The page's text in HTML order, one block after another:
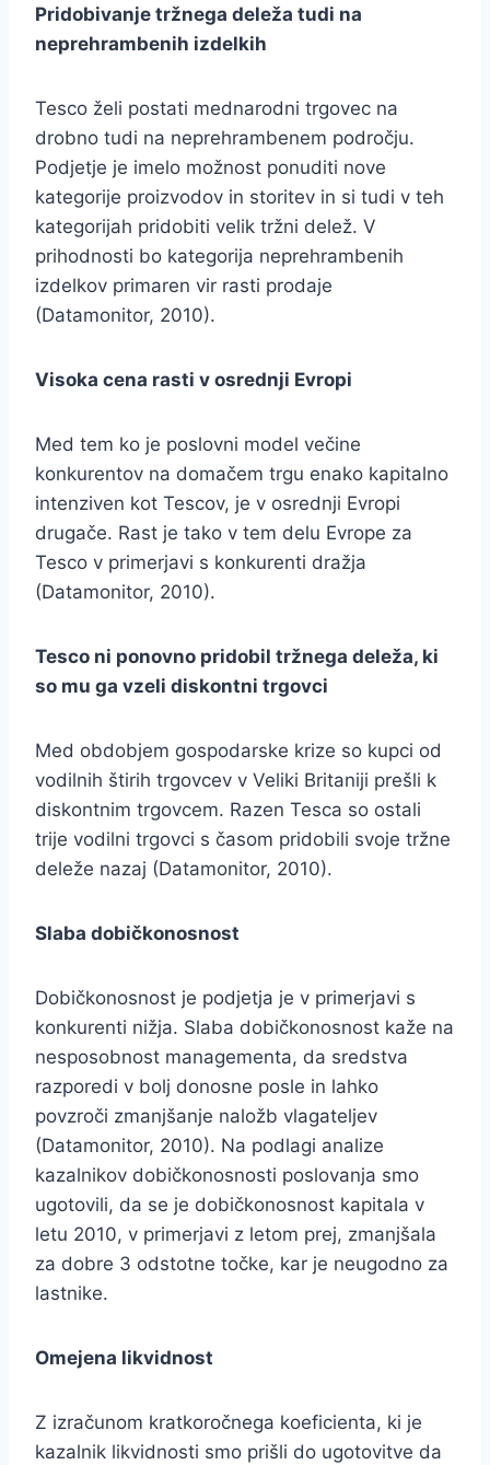
Pridobivanje tržnega deleža tudi na
neprehrambenih izdelkih
Tesco želi postati mednarodni trgovec na
drobno tudi na neprehrambenem področju.
Podjetje je imelo možnost ponuditi nove
kategorije proizvodov in storitev in si tudi v teh
kategorijah pridobiti velik tržni delež. V
prihodnosti bo kategorija neprehrambenih
izdelkov primaren vir rasti prodaje
(Datamonitor, 2010).
Visoka cena rasti v osrednji Evropi
Med tem ko je poslovni model večine
konkurentov na domačem trgu enako kapitalno
intenziven kot Tescov, je v osrednji Evropi
drugače. Rast je tako v tem delu Evrope za
Tesco v primerjavi s konkurenti dražja
(Datamonitor, 2010).
Tesco ni ponovno pridobil tržnega deleža, ki
so mu ga vzeli diskontni trgovci
Med obdobjem gospodarske krize so kupci od
vodilnih štirih trgovcev v Veliki Britaniji prešli k
diskontnim trgovcem. Razen Tesca so ostali
trije vodilni trgovci s časom pridobili svoje tržne
deleže nazaj (Datamonitor, 2010).
Slaba dobičkonosnost
Dobičkonosnost je podjetja je v primerjavi s
konkurenti nižja. Slaba dobičkonosnost kaže na
nesposobnost managementa, da sredstva
razporedi v bolj donosne posle in lahko
povzroči zmanjšanje naložb vlagateljev
(Datamonitor, 2010). Na podlagi analize
kazalnikov dobičkonosnosti poslovanja smo
ugotovili, da se je dobičkonosnost kapitala v
letu 2010, v primerjavi z letom prej, zmanjšala
za dobre 3 odstotne točke, kar je neugodno za
lastnike.
Omejena likvidnost
Z izračunom kratkoročnega koeficienta, ki je
kazalnik likvidnosti smo prišli do ugotovitve da